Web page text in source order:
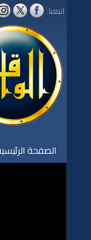
اتبعنا:
الصفحة